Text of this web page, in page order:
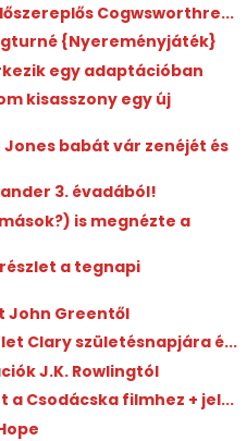
Cogwsworthre...
{Nyereményjáték}
egy adaptációban
kisasszony egy új
babát vár zenéjét és
3. évadából!
is megnézte a
a tegnapi
John Greentől
Clary születésnapjára é...
J.K. Rowlingtól
a Csodácska filmhez + jel...